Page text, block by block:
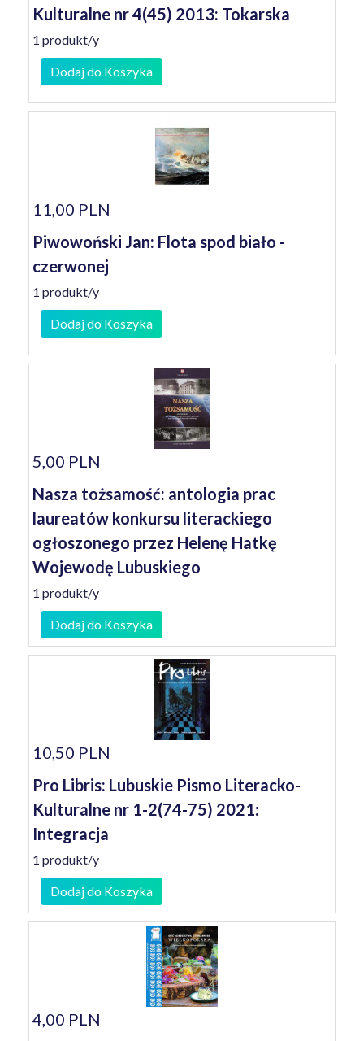
Kulturalne nr 4(45) 2013: Tokarska
1 produkt/y
Dodaj do Koszyka
11,00 PLN
Piwowoński Jan: Flota spod biało -
czerwonej
1 produkt/y
Dodaj do Koszyka
5,00 PLN
Nasza tożsamość: antologia prac
laureatów konkursu literackiego
ogłoszonego przez Helenę Hatkę
Wojewodę Lubuskiego
1 produkt/y
Dodaj do Koszyka
10,50 PLN
Pro Libris: Lubuskie Pismo Literacko-
Kulturalne nr 1-2(74-75) 2021:
Integracja
1 produkt/y
Dodaj do Koszyka
4,00 PLN